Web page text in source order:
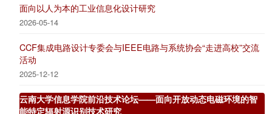
面向以人为本的工业信息化设计研究
2026-05-14
CCF集成电路设计专委会与IEEE电路与系统协会“走进高校”交流
活动
2025-12-12
云南大学信息学院前沿技术论坛——面向开放动态电磁环境的智
能特定辐射源识别技术研究